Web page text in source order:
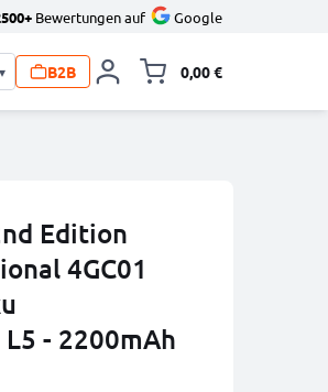
Bewertungen auf Google
▾ B2B 0,00 €
Edition
4GC01
- 2200mAh